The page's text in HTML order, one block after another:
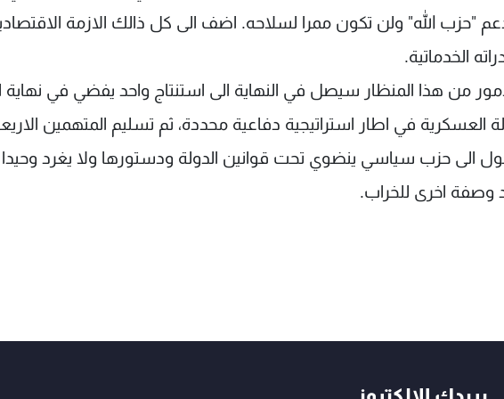
"حزب الله" ولن تكون ممرا لسلاحه. اضف الى كل ذالك الازمة
الخدماتية.
من هذا المنظار سيصل في النهاية الى استنتاج واحد يفضي في نهاية
في اطار استراتيجية دفاعية محددة، ثم تسليم المتهمين
الى حزب سياسي ينضوي تحت قوانين الدولة ودستورها ولا يغرد وحيدا
اخرى للخراب.